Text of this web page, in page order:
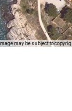
Image may be subject to